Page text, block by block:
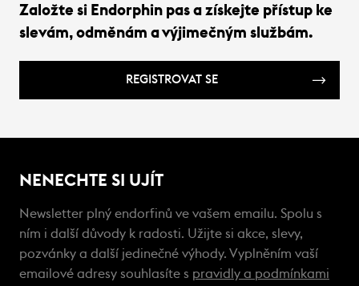
Založte si Endorphin pas a získejte přístup ke
slevám, odměnám a výjimečným službám.
REGISTROVAT SE
NENECHTE SI UJÍT
Newsletter plný endorfinů ve vašem emailu. Spolu s
ním i další důvody k radosti. Užijte si akce, slevy,
pozvánky a další jedinečné výhody. Vyplněním vaší
emailové adresy souhlasíte s pravidly a podmínkami